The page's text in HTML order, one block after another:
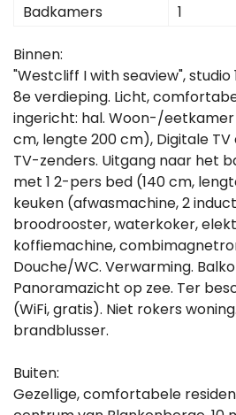
Badkamers
1
Binnen:
"Westcliff I with seaview",
8e verdieping. Licht,
ingericht: hal. Woon-/eetkamer
cm, lengte 200 cm), Digitale
TV-zenders. Uitgang naar het
met 1 2-pers bed (140 cm,
keuken (afwasmachine, 2
broodrooster, waterkoker,
koffiemachine,
Douche/WC. Verwarming.
Panoramazicht op zee. Ter
(WiFi, gratis). Niet rokers
brandblusser.
Buiten:
Gezellige, comfortabele